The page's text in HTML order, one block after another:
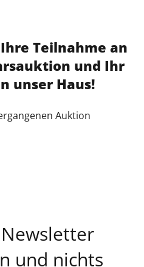
Teilnahme an
und Ihr
unser Haus!
Auktion
und nichts